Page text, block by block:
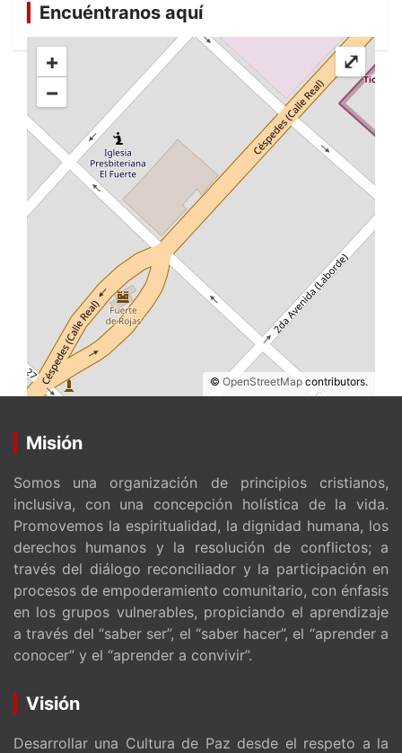
Encuéntranos aquí
+
−
© OpenStreetMap contributors.
⤢
Misión
Somos una organización de principios cristianos,
inclusiva, con una concepción holística de la vida.
Promovemos la espiritualidad, la dignidad humana, los
derechos humanos y la resolución de conflictos; a
través del diálogo reconciliador y la participación en
procesos de empoderamiento comunitario, con énfasis
en los grupos vulnerables, propiciando el aprendizaje
a través del “saber ser”, el “saber hacer”, el “aprender a
conocer” y el “aprender a convivir”.
Visión
Desarrollar una Cultura de Paz desde el respeto a la